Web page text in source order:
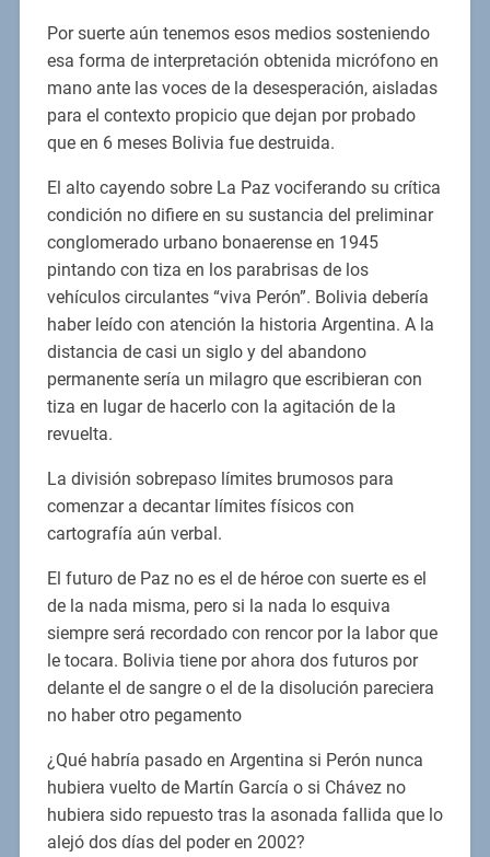
Por suerte aún tenemos esos medios sosteniendo
esa forma de interpretación obtenida micrófono en
mano ante las voces de la desesperación, aisladas
para el contexto propicio que dejan por probado
que en 6 meses Bolivia fue destruida.
El alto cayendo sobre La Paz vociferando su crítica
condición no difiere en su sustancia del preliminar
conglomerado urbano bonaerense en 1945
pintando con tiza en los parabrisas de los
vehículos circulantes “viva Perón”. Bolivia debería
haber leído con atención la historia Argentina. A la
distancia de casi un siglo y del abandono
permanente sería un milagro que escribieran con
tiza en lugar de hacerlo con la agitación de la
revuelta.
La división sobrepaso límites brumosos para
comenzar a decantar límites físicos con
cartografía aún verbal.
El futuro de Paz no es el de héroe con suerte es el
de la nada misma, pero si la nada lo esquiva
siempre será recordado con rencor por la labor que
le tocara. Bolivia tiene por ahora dos futuros por
delante el de sangre o el de la disolución pareciera
no haber otro pegamento
¿Qué habría pasado en Argentina si Perón nunca
hubiera vuelto de Martín García o si Chávez no
hubiera sido repuesto tras la asonada fallida que lo
alejó dos días del poder en 2002?